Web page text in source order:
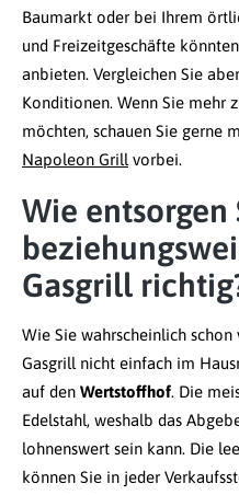
Baumarkt oder bei Ihrem
und Freizeitgeschäfte
anbieten. Vergleichen Sie
Konditionen. Wenn Sie mehr
möchten, schauen Sie gerne
Napoleon Grill vorbei.
Wie
Gasgrill
Wie Sie wahrscheinlich
Gasgrill nicht einfach im
auf den Wertstoffhof. Die
Edelstahl, weshalb das
lohnenswert sein kann. Die
können Sie in jeder